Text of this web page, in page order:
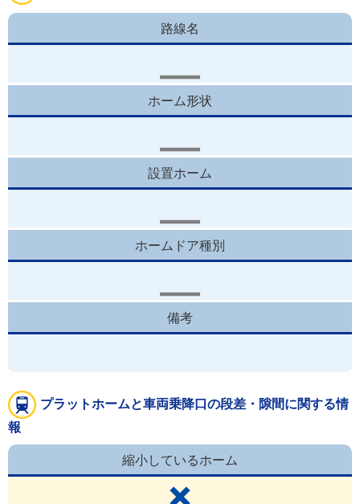
路線名
ホーム形状
設置ホーム
ホームドア種別
備考
プラットホームと車両乗降口の段差・隙間に関する情
報
縮小しているホーム